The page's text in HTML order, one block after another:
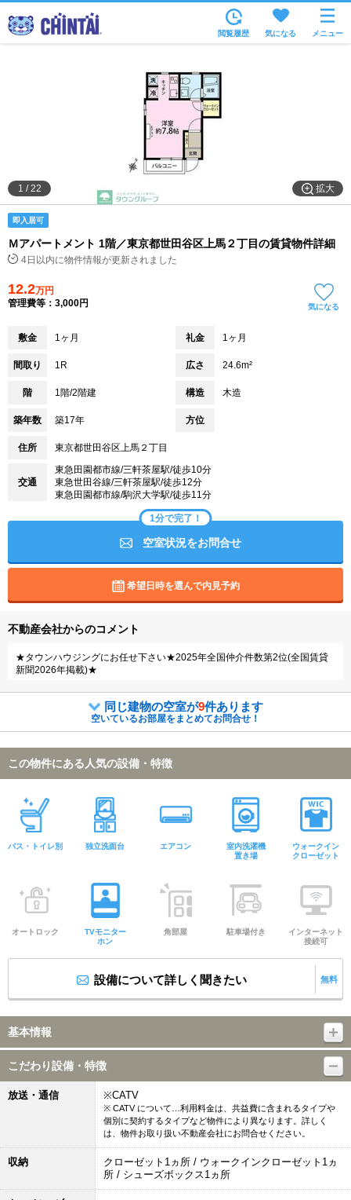
住所から
家賃相場から
通勤通学時間から
物件特集から
閲覧履歴 気になる メニュー
拡大
1 /22
即入居可
Ｍアパートメント 1階／東京都世田谷区上馬２丁目の賃貸物件詳細
4日以内に物件情報が更新されました
12.2万円
管理費等：3,000円
気になる
敷金 1ヶ月 礼金 1ヶ月
間取り 1R 広さ 24.6m²
階 1階/2階建 構造 木造
築年数 築17年 方位
住所 東京都世田谷区上馬２丁目
交通
東急田園都市線/三軒茶屋駅/徒歩10分
東急世田谷線/三軒茶屋駅/徒歩12分
東急田園都市線/駒沢大学駅/徒歩11分
1分で完了！
空室状況をお問合せ
希望日時を選んで内見予約
不動産会社からのコメント
★タウンハウジングにお任せ下さい★2025年全国仲介件数第2位(全国賃貸
新聞2026年掲載)★
同じ建物の空室が9件あります
空いているお部屋をまとめてお問合せ！
この物件にある人気の設備・特徴
バス・トイレ別 独立洗面台 エアコン
室内洗濯機
置き場
ウォークイン
クローゼット
オートロック
TVモニター
ホン
角部屋 駐車場付き
インターネット
接続可
設備について詳しく聞きたい 無料
基本情報
こだわり設備・特徴
放送・通信 ※CATV
※ CATV について…利用料金は、共益費に含まれるタイプや
個別に契約するタイプなど物件により異なります。詳しく
は、物件お取り扱い不動産会社にお問合せください。
収納
クローゼット1ヵ所 / ウォークインクローゼット1ヵ
所 / シューズボックス1ヵ所